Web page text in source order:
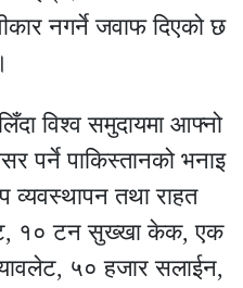
नगर्ने जवाफ दिएको छ
।
विश्व समुदायमा आफ्नो
पर्ने पाकिस्तानको भनाइ
तथा राहत
१० टन सुख्खा केक, एक
५० हजार सलाईन,